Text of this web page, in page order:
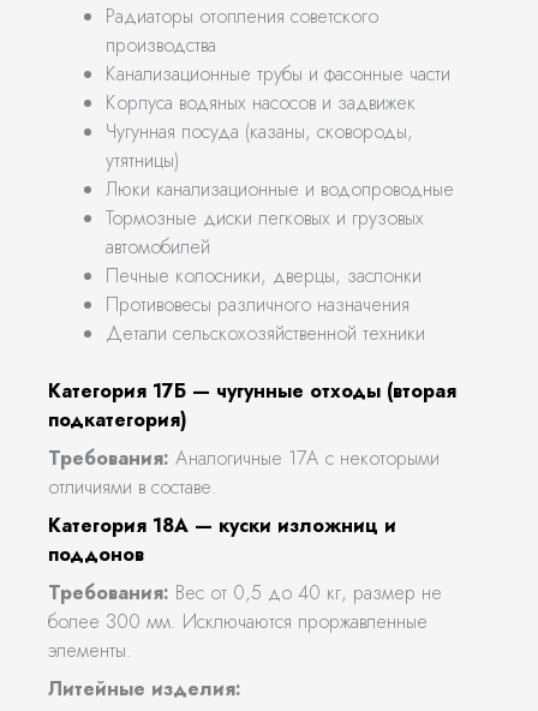
Радиаторы отопления советского
производства
Канализационные трубы и фасонные части
Корпуса водяных насосов и задвижек
Чугунная посуда (казаны, сковороды,
утятницы)
Люки канализационные и водопроводные
Тормозные диски легковых и грузовых
автомобилей
Печные колосники, дверцы, заслонки
Противовесы различного назначения
Детали сельскохозяйственной техники
Категория 17Б — чугунные отходы (вторая
подкатегория)
Требования: Аналогичные 17А с некоторыми
отличиями в составе.
Категория 18А — куски изложниц и
поддонов
Требования: Вес от 0,5 до 40 кг, размер не
более 300 мм. Исключаются проржавленные
элементы.
Литейные изделия: